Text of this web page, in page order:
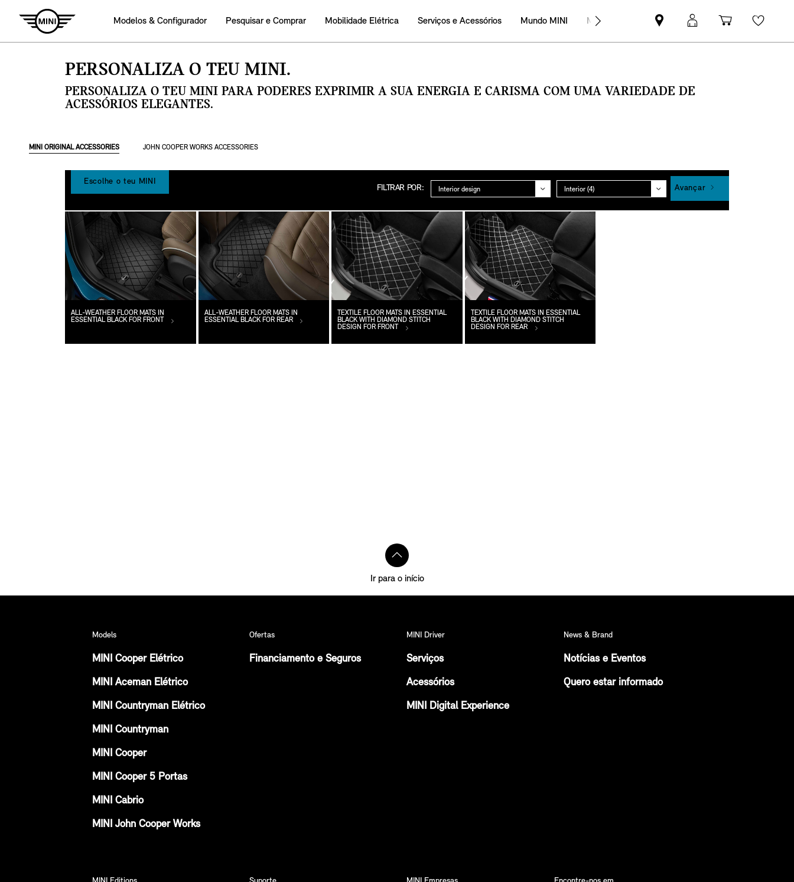
Modelos & Configurador Pesquisar e Comprar Mobilidade Elétrica Serviços e Acessórios Mundo MINI MINI Empresas
Pesquisar
parceiro
Iniciar
sessão
Carrinho
de
PERSONALIZA O TEU MINI.
PERSONALIZA O TEU MINI PARA PODERES EXPRIMIR A SUA ENERGIA E CARISMA COM UMA VARIEDADE DE
ACESSÓRIOS ELEGANTES.
MINI ORIGINAL ACCESSORIES JOHN COOPER WORKS ACCESSORIES
Escolhe o teu MINI
FILTRAR POR:
Categoria
Grupo
Avançar
ALL-WEATHER FLOOR MATS IN
ESSENTIAL BLACK FOR FRONT
ALL-WEATHER FLOOR MATS IN
ESSENTIAL BLACK FOR REAR
TEXTILE FLOOR MATS IN ESSENTIAL
BLACK WITH DIAMOND STITCH
DESIGN FOR FRONT
TEXTILE FLOOR MATS IN ESSENTIAL
BLACK WITH DIAMOND STITCH
DESIGN FOR REAR
Ir para o início
Models
MINI Cooper Elétrico
MINI Aceman Elétrico
MINI Countryman Elétrico
MINI Countryman
MINI Cooper
MINI Cooper 5 Portas
MINI Cabrio
MINI John Cooper Works
Ofertas
Financiamento e Seguros
MINI Driver
Serviços
Acessórios
MINI Digital Experience
News & Brand
Notícias e Eventos
Quero estar informado